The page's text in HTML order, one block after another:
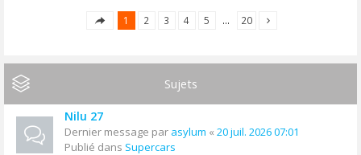
1 2 3 4 5 … 20
Sujets
Nilu 27
Dernier message par asylum « 20 juil. 2026 07:01
Publié dans Supercars